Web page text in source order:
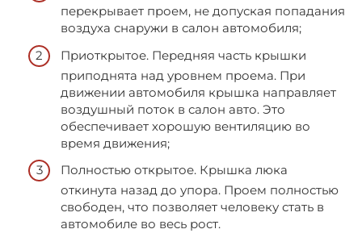
перекрывает проем, не допуская попадания
воздуха снаружи в салон автомобиля;
Приоткрытое. Передняя часть крышки
приподнята над уровнем проема. При
движении автомобиля крышка направляет
воздушный поток в салон авто. Это
обеспечивает хорошую вентиляцию во
время движения;
Полностью открытое. Крышка люка
откинута назад до упора. Проем полностью
свободен, что позволяет человеку стать в
автомобиле во весь рост.